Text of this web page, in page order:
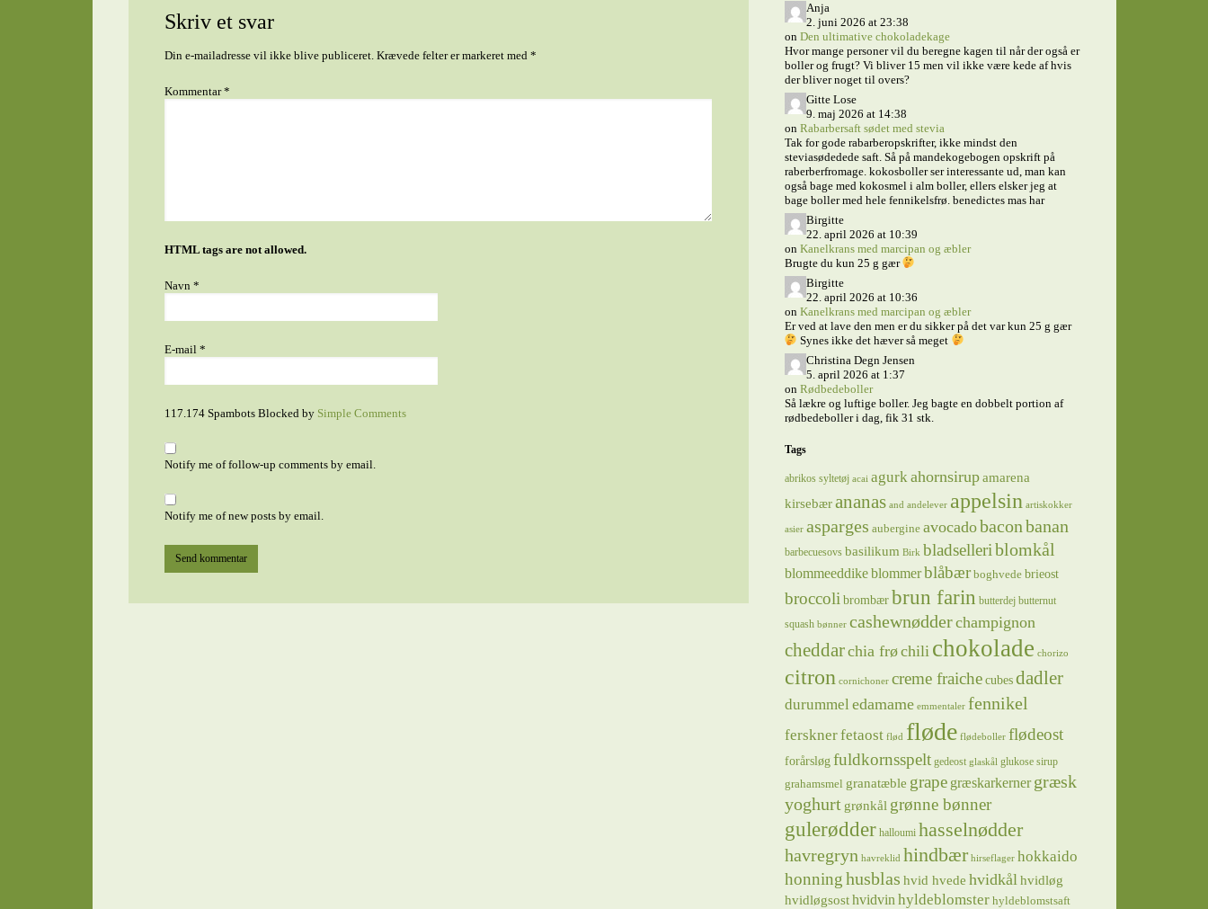
Skriv et svar
Din e-mailadresse vil ikke blive publiceret. Krævede felter er markeret med *
Kommentar*
HTML tags are not allowed.
Navn *
E-mail *
117.174 Spambots Blocked by Simple Comments
Notify me of follow-up comments by email.
Notify me of new posts by email.
Anja
2. juni 2026 at 23:38
on Den ultimative chokoladekage
Hvor mange personer vil du beregne kagen til når der også er
boller og frugt? Vi bliver 15 men vil ikke være kede af hvis
der bliver noget til overs?
Gitte Lose
9. maj 2026 at 14:38
on Rabarbersaft sødet med stevia
Tak for gode rabarberopskrifter, ikke mindst den
steviasødedede saft. Så på mandekogebogen opskrift på
raberberfromage. kokosboller ser interessante ud, man kan
også bage med kokosmel i alm boller, ellers elsker jeg at
bage boller med hele fennikelsfrø. benedictes mas har
Birgitte
22. april 2026 at 10:39
on Kanelkrans med marcipan og æbler
Brugte du kun 25 g gær
Birgitte
22. april 2026 at 10:36
on Kanelkrans med marcipan og æbler
Er ved at lave den men er du sikker på det var kun 25 g gær
Synes ikke det hæver så meget
Christina Degn Jensen
5. april 2026 at 1:37
on Rødbedeboller
Så lækre og luftige boller. Jeg bagte en dobbelt portion af
rødbedeboller i dag, fik 31 stk.
Tags
abrikos syltetøj acai agurkahornsirup amarena
kirsebær ananas and andelever appelsin artiskokker
asier asparges aubergine avocadobaconbanan
barbecuesovs basilikum Birk bladselleriblomkål
blommeeddikeblommerblåbær boghvede brieost
broccoli brombær brun farin butterdej butternut
squash bønner cashewnødderchampignon
cheddarchia frøchili chokolade chorizo
citron cornichoner creme fraiche cubes dadler
durummeledamame emmentaler fennikel
fersknerfetaost flød fløde flødeboller flødeost
forårsløg fuldkornsspelt gedeost glaskål glukose sirup
grahamsmel granatæble grape græskarkerner græsk
yoghurt grønkål grønne bønner
gulerødder halloumi hasselnødder
havregryn havreklid hindbær hirseflager hokkaido
honninghusblas hvid hvede hvidkål hvidløg
hvidløgsost hvidvin hyldeblomster hyldeblomstsaft